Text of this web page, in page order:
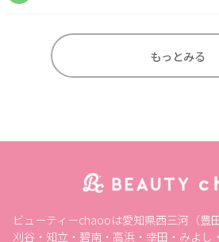
もっとみる
ビューティーchaooは愛知県西三河（豊
刈谷・知立・碧南・高浜・幸田・みよし